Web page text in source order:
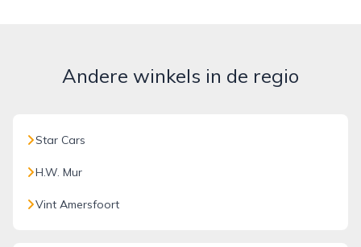
Andere winkels in de regio
Star Cars
H.W. Mur
Vint Amersfoort